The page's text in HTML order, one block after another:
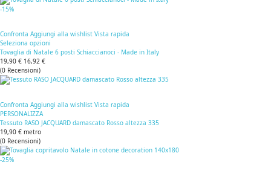
-15%
Confronta Aggiungi alla wishlist Vista rapida
Seleziona opzioni
Tovaglia di Natale 6 posti Schiaccianoci - Made in Italy
19,90 € 16,92 €
(0 Recensioni)
Confronta Aggiungi alla wishlist Vista rapida
PERSONALIZZA
Tessuto RASO JACQUARD damascato Rosso altezza 335
19,90 € metro
(0 Recensioni)
-25%